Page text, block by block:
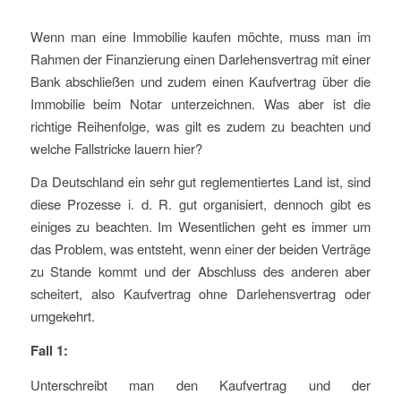
Wenn man eine Immobilie kaufen möchte, muss man im
Rahmen der Finanzierung einen Darlehensvertrag mit einer
Bank abschließen und zudem einen Kaufvertrag über die
Immobilie beim Notar unterzeichnen. Was aber ist die
richtige Reihenfolge, was gilt es zudem zu beachten und
welche Fallstricke lauern hier?
Da Deutschland ein sehr gut reglementiertes Land ist, sind
diese Prozesse i. d. R. gut organisiert, dennoch gibt es
einiges zu beachten. Im Wesentlichen geht es immer um
das Problem, was entsteht, wenn einer der beiden Verträge
zu Stande kommt und der Abschluss des anderen aber
scheitert, also Kaufvertrag ohne Darlehensvertrag oder
umgekehrt.
Fall 1:
Unterschreibt man den Kaufvertrag und der